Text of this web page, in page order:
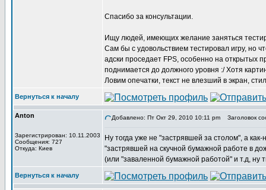
Спасибо за консультации.
Ищу людей, имеющих желание заняться
Сам бы с удовольствием тестировал игру, но
адски проседает FPS, особенно на открытых
поднимается до должного уровня :/ Хотя
Ловим опечатки, текст не влезший в экран,
Вернуться к началу
Anton
Зарегистрирован: 10.11.2003
Сообщения: 727
Откуда: Киев
Добавлено: Пт Окт 29, 2010 10:11 pm Заголовок
Ну тогда уже не "застрявшей за столом", а
"застрявшей на скучной бумажной работе в
(или "заваленной бумажной работой" и т.д, ну
Вернуться к началу